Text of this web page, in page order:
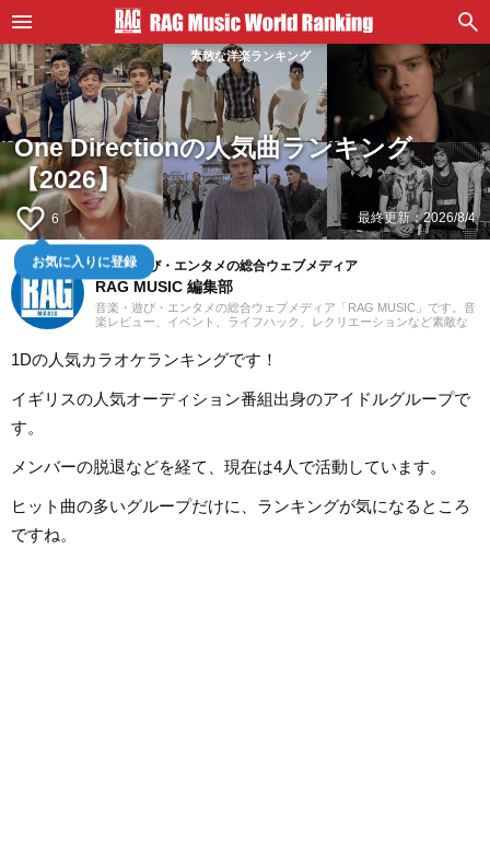
素敵な洋楽ランキング
One Directionの人気曲ランキング
【2026】
favorite_border 6
お気に入りに登録
最終更新：2026/8/4
音楽・遊び・エンタメの総合ウェブメディア
RAG MUSIC 編集部
音楽・遊び・エンタメの総合ウェブメディア「RAG MUSIC」です。音
楽レビュー、イベント、ライフハック、レクリエーションなど素敵な
1Dの人気カラオケランキングです！
イギリスの人気オーディション番組出身のアイドルグループで
す。
メンバーの脱退などを経て、現在は4人で活動しています。
ヒット曲の多いグループだけに、ランキングが気になるところ
ですね。